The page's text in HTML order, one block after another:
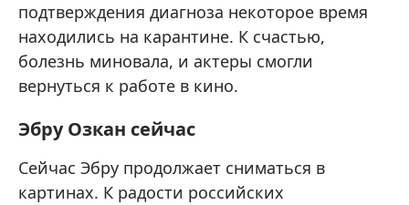
подтверждения диагноза некоторое время
находились на карантине. К счастью,
болезнь миновала, и актеры смогли
вернуться к работе в кино.
Эбру Озкан сейчас
Сейчас Эбру продолжает сниматься в
картинах. К радости российских